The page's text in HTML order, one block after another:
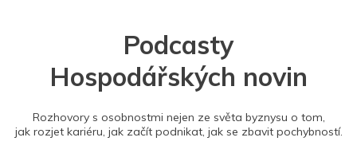
Podcasty
Hospodářských novin
Rozhovory s osobnostmi nejen ze světa byznysu o tom,
jak rozjet kariéru, jak začít podnikat, jak se zbavit pochybností.